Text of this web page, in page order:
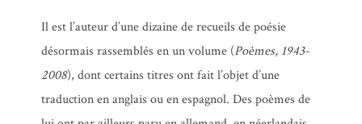
Il est l’auteur d’une dizaine de recueils de poésie
désormais rassemblés en un volume (Poèmes, 1943-
2008), dont certains titres ont fait l’objet d’une
traduction en anglais ou en espagnol. Des poèmes de